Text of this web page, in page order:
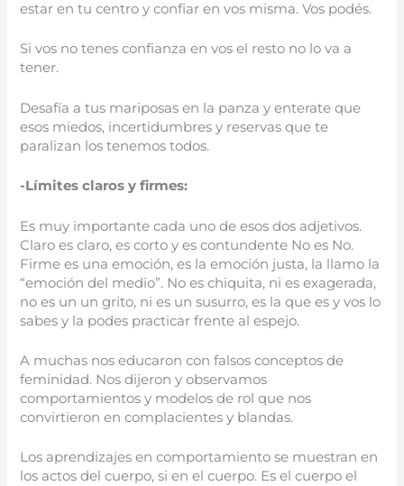
estar en tu centro y confiar en vos misma. Vos podés.
Si vos no tenes confianza en vos el resto no lo va a
tener.
Desafía a tus mariposas en la panza y enterate que
esos miedos, incertidumbres y reservas que te
paralizan los tenemos todos.
-Límites claros y firmes:
Es muy importante cada uno de esos dos adjetivos.
Claro es claro, es corto y es contundente No es No.
Firme es una emoción, es la emoción justa, la llamo la
“emoción del medio”. No es chiquita, ni es exagerada,
no es un un grito, ni es un susurro, es la que es y vos lo
sabes y la podes practicar frente al espejo.
A muchas nos educaron con falsos conceptos de
feminidad. Nos dijeron y observamos
comportamientos y modelos de rol que nos
convirtieron en complacientes y blandas.
Los aprendizajes en comportamiento se muestran en
los actos del cuerpo, si en el cuerpo. Es el cuerpo el